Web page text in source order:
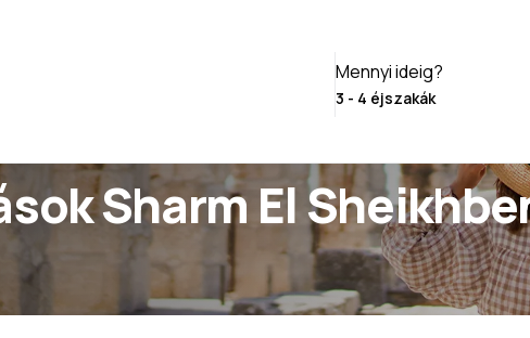
Sharm El
Mennyi ideig?